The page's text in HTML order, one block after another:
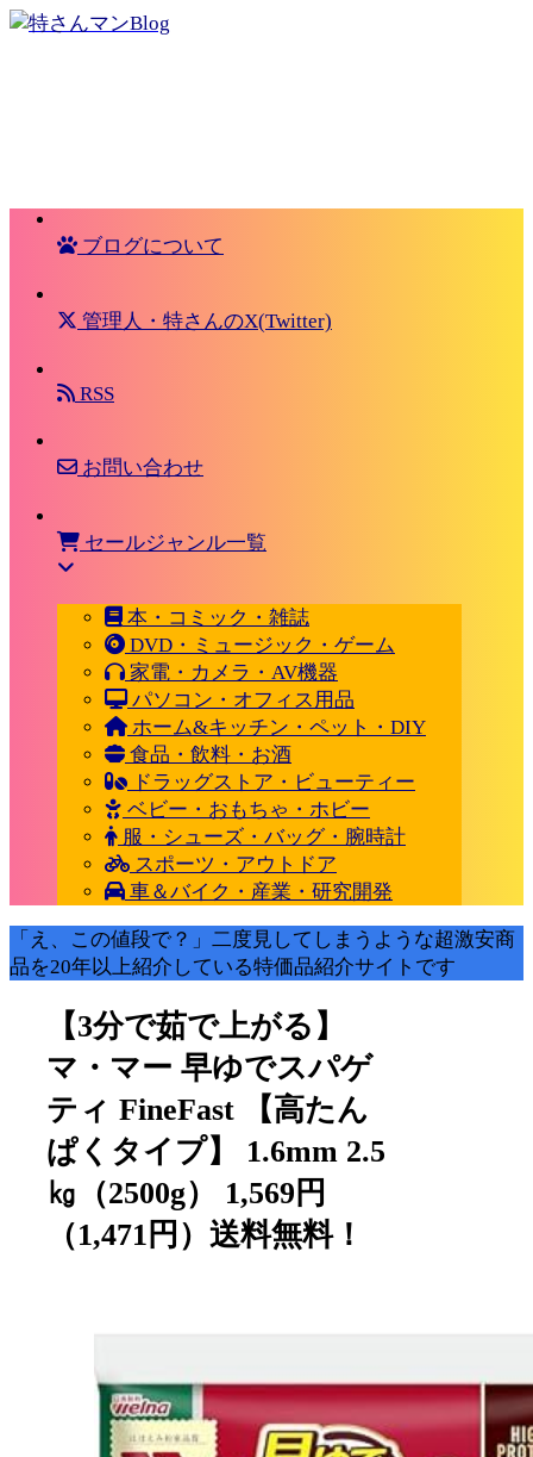
ブログについて
管理人・特さんのX(Twitter)
RSS
お問い合わせ
セールジャンル一覧
本・コミック・雑誌
DVD・ミュージック・ゲーム
家電・カメラ・AV機器
パソコン・オフィス用品
ホーム&キッチン・ペット・DIY
食品・飲料・お酒
ドラッグストア・ビューティー
ベビー・おもちゃ・ホビー
服・シューズ・バッグ・腕時計
スポーツ・アウトドア
車＆バイク・産業・研究開発
「え、この値段で？」二度見してしまうような超激安商
品を20年以上紹介している特価品紹介サイトです
【3分で茹で上がる】
マ・マー 早ゆでスパゲ
ティ FineFast 【高たん
ぱくタイプ】 1.6mm 2.5
㎏（2500g） 1,569円
（1,471円）送料無料！